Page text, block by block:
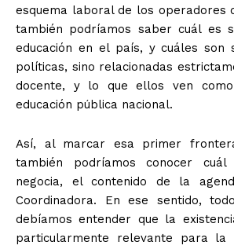
esquema laboral de los operadores
también podríamos saber cuál es
educación en el país, y cuáles son
políticas, sino relacionadas
docente, y lo que ellos ven
educación pública nacional.
Así, al marcar esa primer
también podríamos conocer
negocia, el contenido de la
Coordinadora. En ese sentido,
debíamos entender que la
particularmente relevante para la